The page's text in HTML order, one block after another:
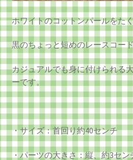
ホワイトのコットンパールをた
黒のちょっと短めのレースコー
カジュアルでも身に付けられる
ーです。
・サイズ：首回り約40センチ
・パーツの大きさ：縦、約3セン